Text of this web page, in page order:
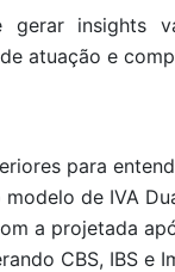
insights
atuação e
para
de IVA
a projetada
CBS, IBS e